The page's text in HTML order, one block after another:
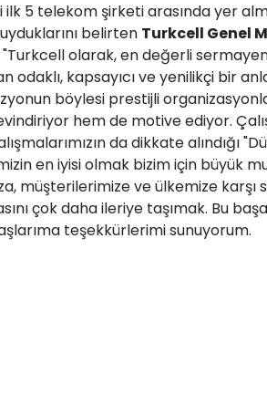
ilk 5 telekom şirketi arasında yer
belirten Turkcell Genel
"Turkcell olarak, en değerli
odaklı, kapsayıcı ve yenilikçi bir
böylesi prestijli
hem de motive ediyor.
da dikkate alındığı
en iyisi olmak bizim için büyük
müşterilerimize ve ülkemize karşı
çok daha ileriye taşımak. Bu
teşekkürlerimi sunuyorum.